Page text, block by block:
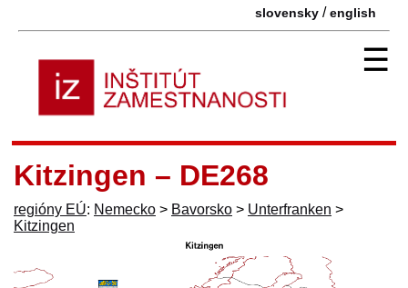
slovensky /english
☰
Kitzingen – DE268
regióny EÚ: Nemecko > Bavorsko > Unterfranken >
Kitzingen